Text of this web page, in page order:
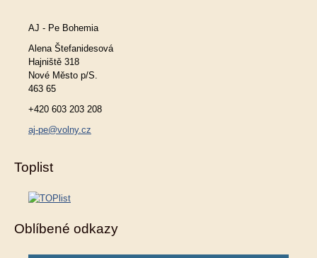
AJ - Pe Bohemia
Alena Štefanidesová
Hajniště 318
Nové Město p/S.
463 65
+420 603 203 208
aj-pe@volny.cz
Toplist
Oblíbené odkazy